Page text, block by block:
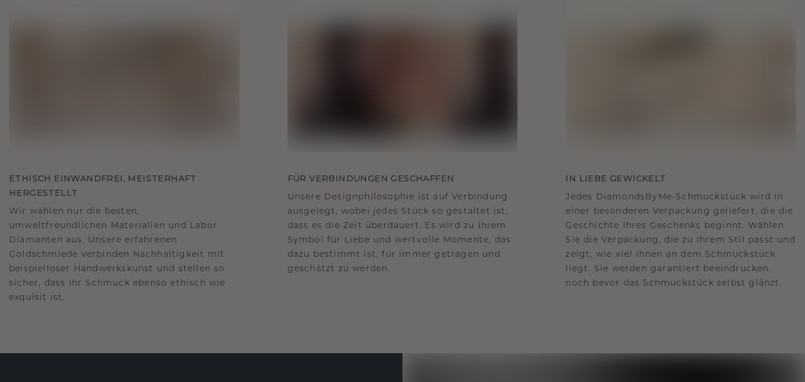
ETHISCH EINWANDFREI, MEISTERHAFT
HERGESTELLT
Wir wählen nur die besten,
umweltfreundlichen Materialien und Labor
Diamanten aus. Unsere erfahrenen
Goldschmiede verbinden Nachhaltigkeit mit
beispielloser Handwerkskunst und stellen so
sicher, dass Ihr Schmuck ebenso ethisch wie
exquisit ist.
FÜR VERBINDUNGEN GESCHAFFEN
Unsere Designphilosophie ist auf Verbindung
ausgelegt, wobei jedes Stück so gestaltet ist,
dass es die Zeit überdauert. Es wird zu Ihrem
Symbol für Liebe und wertvolle Momente, das
dazu bestimmt ist, für immer getragen und
geschätzt zu werden.
IN LIEBE GEWICKELT
Jedes DiamondsByMe-Schmuckstück wird in
einer besonderen Verpackung geliefert, die die
Geschichte Ihres Geschenks beginnt. Wählen
Sie die Verpackung, die zu Ihrem Stil passt und
zeigt, wie viel Ihnen an dem Schmuckstück
liegt. Sie werden garantiert beeindrucken,
noch bevor das Schmuckstück selbst glänzt.